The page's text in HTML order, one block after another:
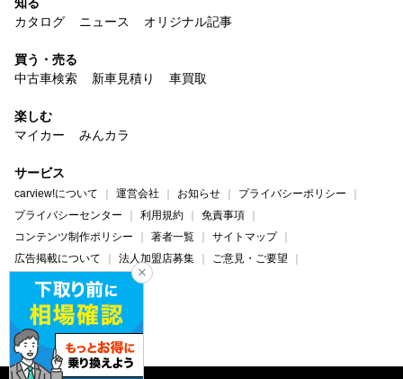
カタログ
ニュース オリジナル記事
買う・売る
中古車検索
新車見積り 車買取
楽しむ
マイカー
みんカラ
サービス
carview!について 運営会社 お知らせ
プライバシーポリシー
プライバシーセンター
利用規約
免責事項
コンテンツ制作ポリシー
著者一覧
サイトマップ
広告掲載について
法人加盟店募集
ご意見・ご要望
ヘルプ・お問い合わせ
carview! Yahoo! JAPAN